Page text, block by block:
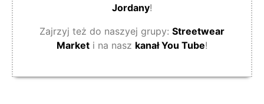
Jordany!
Zajrzyj też do naszyej grupy: Streetwear
Market i na nasz kanał You Tube!